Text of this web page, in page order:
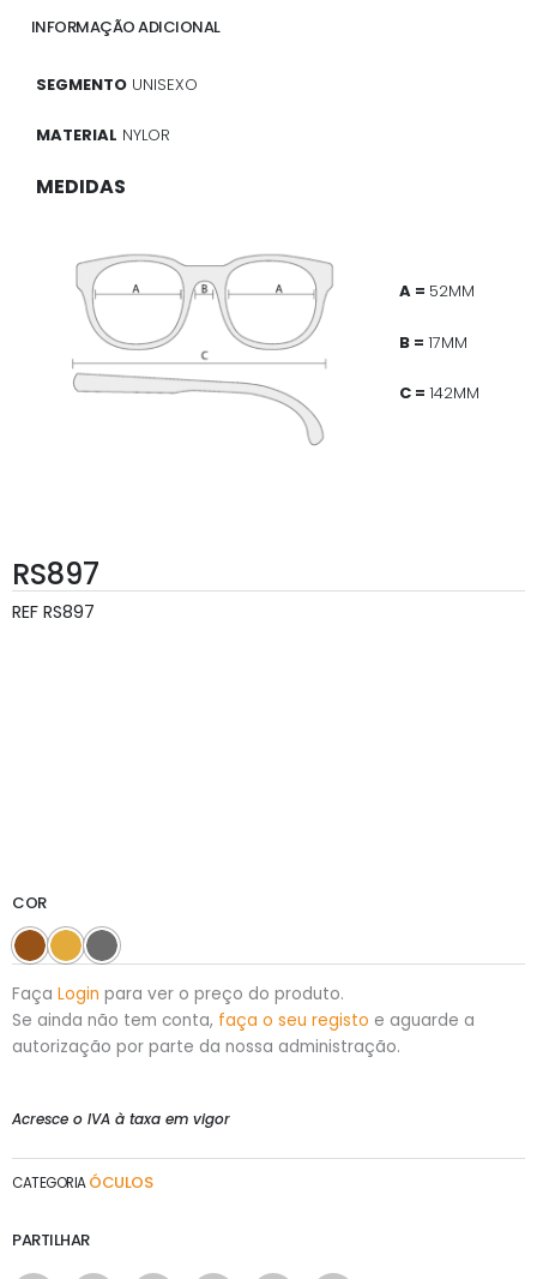
INFORMAÇÃO ADICIONAL
SEGMENTO UNISEXO
MATERIAL NYLOR
MEDIDAS
A = 52MM
B = 17MM
C = 142MM
RS897
REF RS897
COR
Faça Login para ver o preço do produto.
Se ainda não tem conta, faça o seu registo e aguarde a
autorização por parte da nossa administração.
Acresce o IVA à taxa em vigor
CATEGORIA ÓCULOS
PARTILHAR